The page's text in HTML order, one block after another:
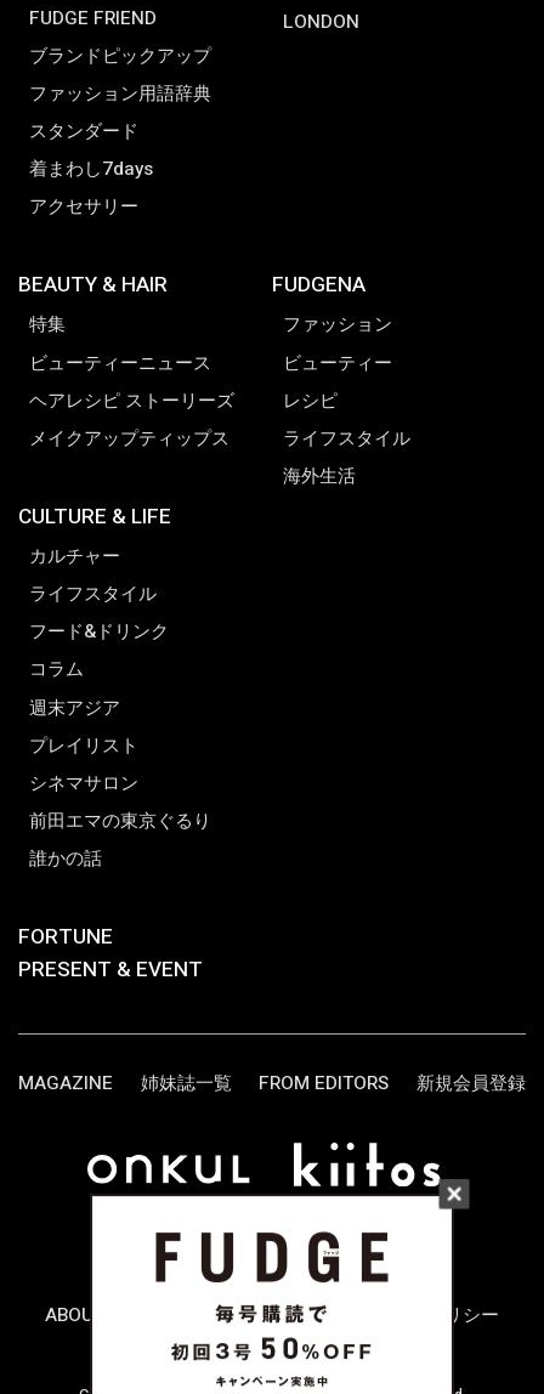
FUDGE FRIEND
ブランドピックアップ
ファッション用語辞典
スタンダード
着まわし7days
アクセサリー
LONDON
BEAUTY & HAIR
特集
ビューティーニュース
ヘアレシピ ストーリーズ
メイクアップティップス
CULTURE & LIFE
カルチャー
ライフスタイル
フード&ドリンク
コラム
週末アジア
プレイリスト
シネマサロン
前田エマの東京ぐるり
誰かの話
FUDGENA
ファッション
ビューティー
レシピ
ライフスタイル
海外生活
FORTUNE
PRESENT & EVENT
MAGAZINE 姉妹誌一覧 FROM EDITORS 新規会員登録
ABOUT US お問い合わせ プライバシーポリシー